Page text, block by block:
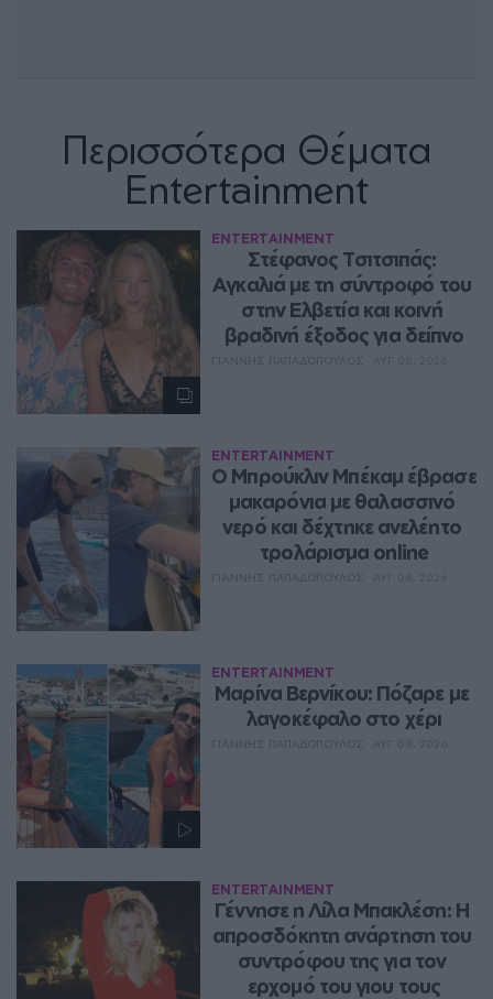
Περισσότερα Θέματα
Entertainment
ENTERTAINMENT
Στέφανος Τσιτσιπάς:
Αγκαλιά με τη σύντροφό του
στην Ελβετία και κοινή
βραδινή έξοδος για δείπνο
ENTERTAINMENT
Ο Μπρούκλιν Μπέκαμ έβρασε
μακαρόνια με θαλασσινό
νερό και δέχτηκε ανελέητο
τρολάρισμα online
ENTERTAINMENT
Μαρίνα Βερνίκου: Πόζαρε με
λαγοκέφαλο στο χέρι
ENTERTAINMENT
Γέννησε η Λίλα Μπακλέση: Η
απροσδόκητη ανάρτηση του
συντρόφου της για τον
ερχομό του γιου τους